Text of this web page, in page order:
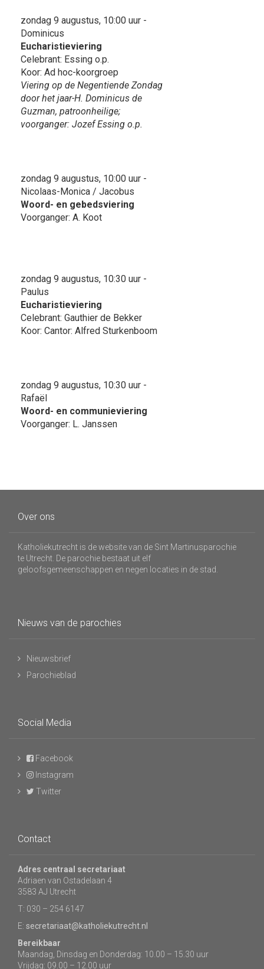
zondag 9 augustus, 10:00 uur -
Dominicus
Eucharistieviering
Celebrant: Essing o.p.
Koor: Ad hoc-koorgroep
Viering op de Negentiende Zondag
door het jaar-H. Dominicus de
Guzman, patroonheilige;
voorganger: Jozef Essing o.p.
zondag 9 augustus, 10:00 uur -
Nicolaas-Monica / Jacobus
Woord- en gebedsviering
Voorganger: A. Koot
zondag 9 augustus, 10:30 uur -
Paulus
Eucharistieviering
Celebrant: Gauthier de Bekker
Koor: Cantor: Alfred Sturkenboom
zondag 9 augustus, 10:30 uur -
Rafaël
Woord- en communieviering
Voorganger: L. Janssen
Over ons
Katholiekutrecht is de website van de Sint Martinusparochie
te Utrecht. De parochie bestaat uit elf
geloofsgemeenschappen en negen locaties in de stad.
Nieuws van de parochies
Nieuwsbrief
Parochieblad
Social Media
Facebook
Instagram
Twitter
Contact
Adres centraal secretariaat
Adriaen van Ostadelaan 4
3583 AJ Utrecht
T: 030 – 254 6147
E: secretariaat@katholiekutrecht.nl
Bereikbaar
Maandag, Dinsdag en Donderdag: 10.00 – 15.30 uur
Vrijdag: 09.00 – 12.00 uur